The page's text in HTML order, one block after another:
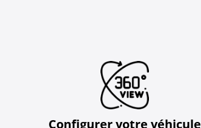
Configurer votre véhicule